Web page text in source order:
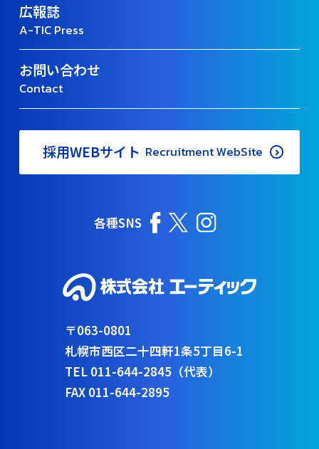
広報誌
A-TIC Press
お問い合わせ
Contact
採用WEBサイト Recruitment WebSite
各種SNS
〒063-0801
札幌市西区二十四軒1条5丁目6-1
TEL 011-644-2845（代表）
FAX 011-644-2895